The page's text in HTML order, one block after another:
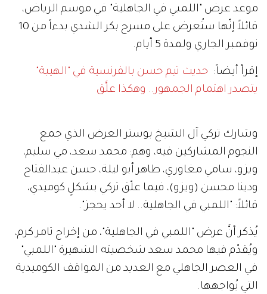
موعد عرض "اللمبي في الجاهلية" في موسم الرياض،
قائلاً إنّها ستُعرض على مسرح بكر الشدي بدءاً من 10
نوفمبر الجاري ولمدة 5 أيام.
إقرأ أيضاً: حديث تيم حسن بالفرنسية في "الهيبة"
يتصدر اهتمام الجمهور.. وهكذا علَّق
وشارك تركي آل الشيخ بوستر العرض الذي جمع
النجوم المشاركين فيه، وهم: محمد سعد، مي سليم،
ويزو، سامي مغاوري، طاهر أبو ليلة، حسن عبدالفتاح
ودينا محسن (ويزو)، فيما علّق تركي بشكلٍ كوميدي،
قائلاً: "اللمبي في الجاهلية.. لا أحد يحجز".
يُذكر أنَّ عرض "اللمبي في الجاهلية"، من إخراج تامر كرم،
ويُقدّم فيها محمد سعد شخصيته الشهيرة "اللمبي"
في العصر الجاهلي مع العديد من المواقف الكوميدية
التي يُواجهها.